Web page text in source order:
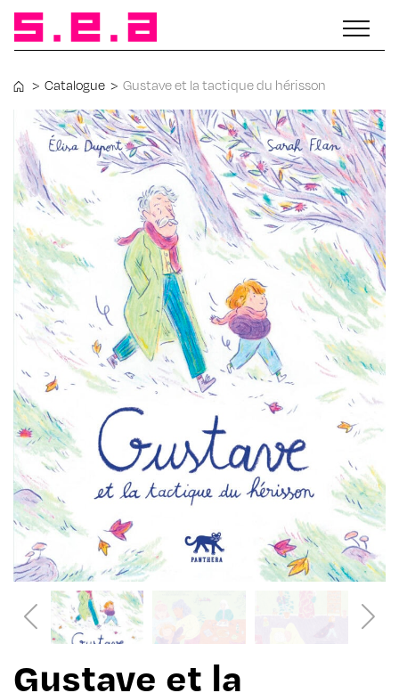
> Catalogue > Gustave et la tactique du hérisson
Gustave et la